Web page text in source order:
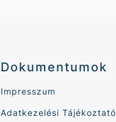
Dokumentumok
Impresszum
Adatkezelési Tájékoztató